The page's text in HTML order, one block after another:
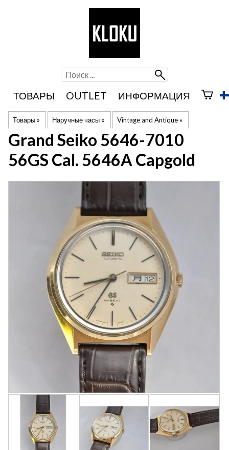
ТОВАРЫ OUTLET ИНФОРМАЦИЯ
Товары‪» Наручные часы ‪» Vintage and Antique ‪»
Grand Seiko 5646-7010
56GS Cal. 5646A Capgold